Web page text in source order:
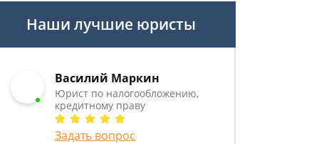
Наши лучшие юристы
Василий Маркин
Юрист по налогообложению,
кредитному праву
Задать вопрос